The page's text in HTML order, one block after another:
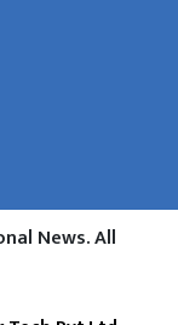
News. All